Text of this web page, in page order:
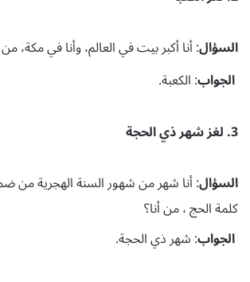
السؤال: أنا أكبر بيت في العالم، وأنا في مكة، من
الجواب: الكعبة.
3. لغز شهر ذي الحجة
السؤال: أنا شهر من شهور السنة الهجرية
كلمة الحج ، من أنا؟
الجواب: شهر ذي الحجة.